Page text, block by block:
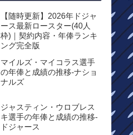
【随時更新】2026年ドジャ
ース最新ロースター(40人
枠)｜契約内容・年俸ランキ
ング完全版
マイルズ・マイコラス選手
の年俸と成績の推移-ナショ
ナルズ
ジャスティン・ウロブレス
キ選手の年俸と成績の推移-
ドジャース